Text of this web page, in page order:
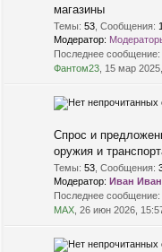
магазины
Темы: 53 Сообщения:
Модератор:
Последнее сообщение:
Фантом23 , 15 мар
Спрос и
оружия и
Темы: 53 Сообщения:
Модератор: Иван
Последнее сообщение:
MAX , 26 июн 2026,